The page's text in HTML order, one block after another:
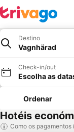
Destino
Vagnhärad
Check-in/out
Escolha as
Ordenar
Hotéis
Como os